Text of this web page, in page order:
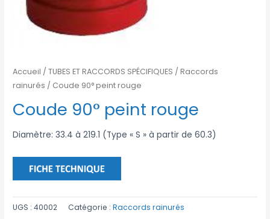
Accueil /TUBES ET RACCORDS SPÉCIFIQUES /Raccords
rainurés / Coude 90° peint rouge
Coude 90° peint rouge
Diamètre: 33.4 à 219.1 (Type « S » à partir de 60.3)
UGS :40002 Catégorie :Raccords rainurés